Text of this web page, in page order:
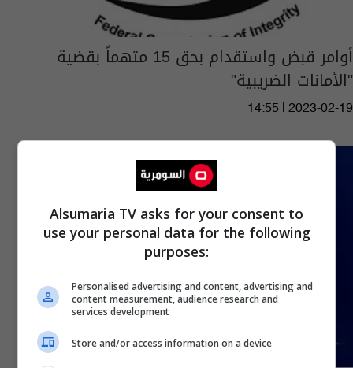
أوامر قبض واستقدام بحق 15 متهماً بقضية
"الأمانات الضريبية"
14:55 | 2023-02-19
Alsumaria TV asks for your consent to
use your personal data for the following
purposes:
Personalised advertising and content, advertising and
content measurement, audience research and
services development
Store and/or access information on a device